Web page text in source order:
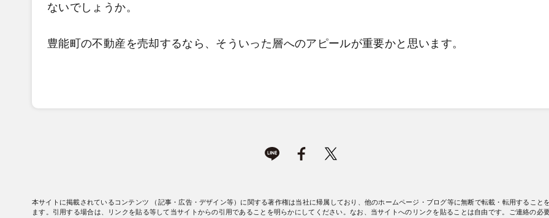
ないでしょうか。
豊能町の不動産を売却するなら、そういった層へのアピールが重要かと思います。
本サイトに掲載されているコンテンツ （記事・広告・デザイン等）に関する著作権は当社に帰属しており、他のホームページ・ブログ等に無断で転載・転用すること
ます。引用する場合は、リンクを貼る等して当サイトからの引用であることを明らかにしてください。なお、当サイトへのリンクを貼ることは自由です。ご連絡の必